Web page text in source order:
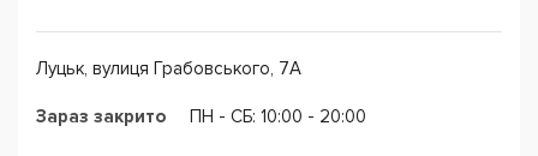
Луцьк, вулиця Грабовського, 7А
Зараз закрито ПН - CБ: 10:00 - 20:00